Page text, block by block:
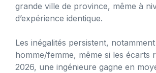
grande ville de province, même à
d’expérience identique.
Les inégalités persistent,
homme/femme, même si les écarts
2026, une ingénieure gagne en